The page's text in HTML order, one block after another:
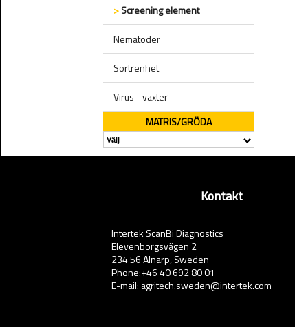
>Screening element
Nematoder
Sortrenhet
Virus - växter
MATRIS/GRÖDA
Kontakt
Intertek ScanBi Diagnostics
Elevenborgsvägen 2
234 56 Alnarp, Sweden
Phone:+46 40 692 80 01
E-mail: agritech.sweden@intertek.com